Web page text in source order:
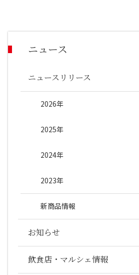
ニュース
ニュースリリース
2026年
2025年
2024年
2023年
新商品情報
お知らせ
飲食店・マルシェ情報